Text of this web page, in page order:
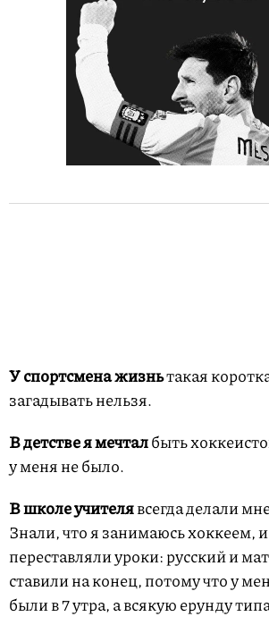
У спортсмена жизньтакая
загадывать нельзя.
В детстве я мечталбыть
у меня не было.
В школе учителявсегда делали
Знали, что я занимаюсь хоккеем,
переставляли уроки: русский и
ставили на конец, потому что у
были в 7 утра, а всякую ерунду